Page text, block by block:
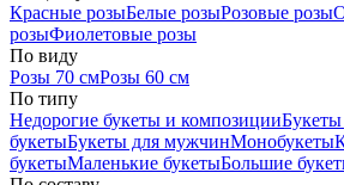
Красные розыБелые розыРозовые розы
розыФиолетовые розы
По виду
Розы 70 смРозы 60 см
По типу
Недорогие букеты и композиции
букетыБукеты для мужчинМонобукеты
букетыМаленькие букетыБольшие